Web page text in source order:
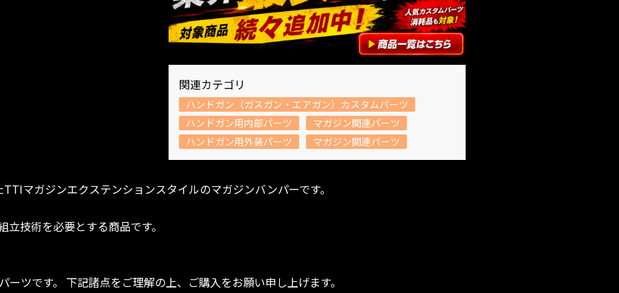
関連カテゴリ
ハンドガン（ガスガン・エアガン）カスタムパーツ
ハンドガン用内部パーツ
マガジン関連パーツ
ハンドガン用外装パーツ
マガジン関連パーツ
マガジンエクステンションスタイルのマガジンバンパーです。
技術を必要とする商品です。
ツです。 下記諸点をご理解の上、ご購入をお願い申し上げます。